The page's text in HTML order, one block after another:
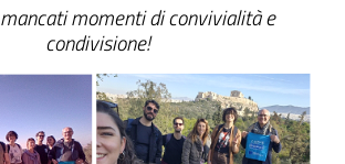
momenti di convivialità e
condivisione!